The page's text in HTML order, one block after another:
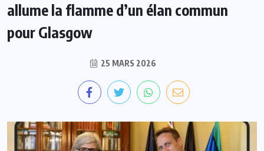
allume la flamme d’un élan commun
pour Glasgow
25 MARS 2026